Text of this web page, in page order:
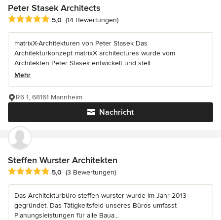
Peter Stasek Architects
Durchschnittliche Bewertung: 5 von 5 Sternen
5,0 (14 Bewertungen)
matrixX-Architekturen von Peter Stasek Das
Architekturkonzept matrixX architectures wurde vom
Architekten Peter Stasek entwickelt und stell...
Mehr
Nachricht
R6 1, 68161 Mannheim
Steffen Wurster Architekten
Durchschnittliche Bewertung: 5 von 5 Sternen
5,0 (3 Bewertungen)
Das Architekturbüro steffen wurster wurde im Jahr 2013
gegründet. Das Tätigkeitsfeld unseres Büros umfasst
Planungsleistungen für alle Baua...